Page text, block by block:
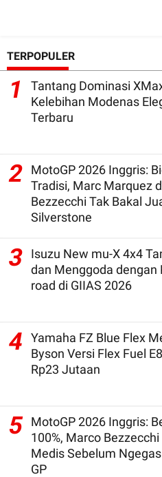
TERPOPULER
1
Tantang Dominasi
Kelebihan Modenas
Terbaru
2
MotoGP 2026 Inggris:
Tradisi, Marc Marquez
Bezzecchi Tak Bakal
Silverstone
3
Isuzu New mu-X 4x4
dan Menggoda dengan
road di GIIAS 2026
4
Yamaha FZ Blue Flex
Byson Versi Flex Fuel
Rp23 Jutaan
5 MotoGP 2026 Inggris:
100%, Marco
Medis Sebelum
GP